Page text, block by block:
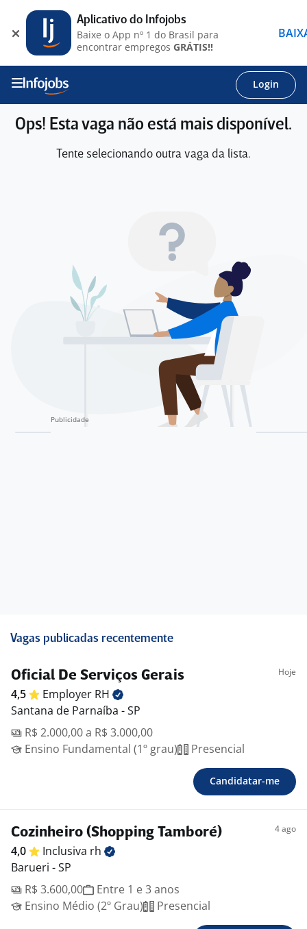
Login
Ops! Esta vaga não está mais disponível.
Tente selecionando outra vaga da lista.
Vagas publicadas recentemente
Oficial De Serviços Gerais Hoje
4,5 Employer RH
Santana de Parnaíba - SP
R$ 2.000,00 a R$ 3.000,00
Ensino Fundamental (1º grau)
Presencial
Candidatar-me
Cozinheiro (Shopping Tamboré) 4 ago
4,0 Inclusiva rh
Barueri - SP
R$ 3.600,00
Entre 1 e 3 anos
Ensino Médio (2º Grau)
Presencial
Aplicativo do Infojobs
Baixe o App nº 1 do Brasil para
encontrar empregos GRÁTIS!!